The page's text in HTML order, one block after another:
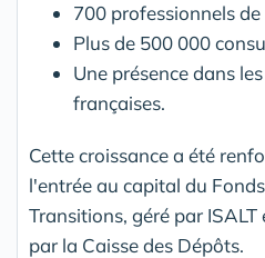
700 professionnels
Plus de 500 000
Une présence dans
françaises.
Cette croissance a été
l'entrée au capital du
Transitions, géré par
par la Caisse des Dépôts.